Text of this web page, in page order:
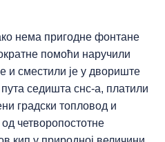
нема пригодне фонтане
помоћи наручили
и сместили је у двориште
седишта снс-а, платили
градски топловод и
четворопостотне